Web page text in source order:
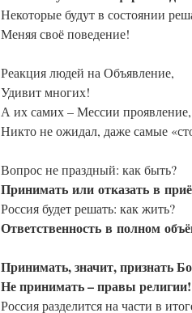
Некоторые будут в состоянии
Меняя своё поведение!
Реакция людей на Объявление,
Удивит многих!
А их самих – Мессии проявление,
Никто не ожидал, даже самые
Вопрос не праздный: как быть?
Принимать или отказать в
Россия будет решать: как жить?
Ответственность в полном
Принимать, значит, признать
Не принимать – правы религии!
Россия разделится на части в